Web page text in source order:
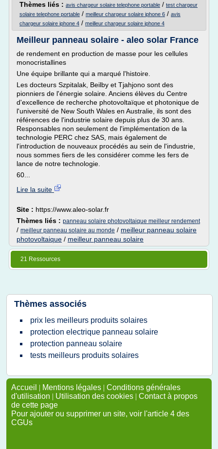
Thèmes liés : avis chargeur solaire telephone portable / test chargeur
solaire telephone portable / meilleur chargeur solaire iphone 6 / avis
chargeur solaire iphone 4 / meilleur chargeur solaire iphone 4
Meilleur panneau solaire - aleo solar France
de rendement en production de masse pour les cellules
monocristallines
Une équipe brillante qui a marqué l'histoire.
Les docteurs Szpitalak, Beilby et Tjahjono sont des
pionniers de l'énergie solaire. Anciens élèves du Centre
d'excellence de recherche photovoltaïque et photonique de
l'université de New South Wales en Australie, ils sont des
références de l'industrie solaire depuis plus de 30 ans.
Responsables non seulement de l'implémentation de la
technologie PERC chez SAS, mais également de
l'introduction de nouveaux procédés au sein de l'industrie,
nous sommes fiers de les considérer comme les fers de
lance de notre technologie.
60...
Lire la suite
Site : https://www.aleo-solar.fr
Thèmes liés : panneau solaire photovoltaique meilleur rendement
/ meilleur panneau solaire au monde / meilleur panneau solaire
photovoltaique / meilleur panneau solaire
21 Ressources
Thèmes associés
prix les meilleurs produits solaires
protection electrique panneau solaire
protection panneau solaire
tests meilleurs produits solaires
Accueil | Mentions légales | Conditions générales
d'utilisation | Utilisation des cookies | Contact à propos
de cette page
Pour ajouter ou supprimer un site, voir l'article 4 des
CGUs